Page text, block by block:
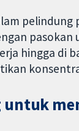
hingga di